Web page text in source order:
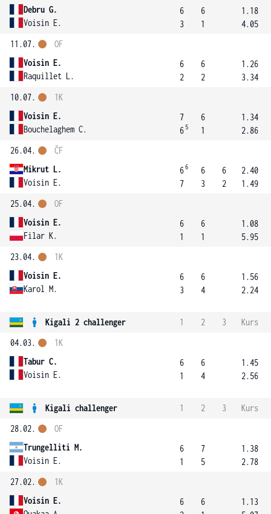
Debru G.
Voisin E.
6
3
6
1
1.18
4.05
11.07.
Voisin E.
Raquillet L.
OF
6
2
6
2
1.26
3.34
10.07.
Voisin E.
Bouchelaghem C.
1K
7
6 5
6
1
1.34
2.86
26.04.
Mikrut L.
Voisin E.
ČF
66
7
6
3
6
2
2.40
1.49
25.04.
Voisin E.
Filar K.
OF
6
1
6
1
1.08
5.95
23.04.
Voisin E.
Karol M.
1K
6
3
6
4
1.56
2.24
Kigali 2 challenger 1 2 3
Kurs
04.03.
Tabur C.
Voisin E.
1K
6
1
6
4
1.45
2.56
Kigali challenger 1 2 3
Kurs
28.02.
Trungelliti M.
Voisin E.
OF
6
1
7
5
1.38
2.78
27.02.
Voisin E.
1K
6
6
1.13